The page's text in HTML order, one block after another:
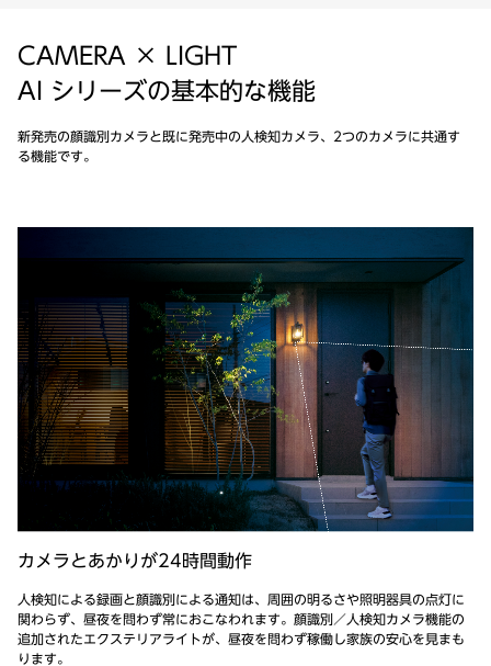
CAMERA × LIGHT
AI シリーズの基本的な機能
新発売の顔識別カメラと既に発売中の人検知カメラ、2つのカメラに共通す
る機能です。
カメラとあかりが24時間動作
人検知による録画と顔識別による通知は、周囲の明るさや照明器具の点灯に
関わらず、昼夜を問わず常におこなわれます。顔識別／人検知カメラ機能の
追加されたエクステリアライトが、昼夜を問わず稼働し家族の安心を見まも
ります。